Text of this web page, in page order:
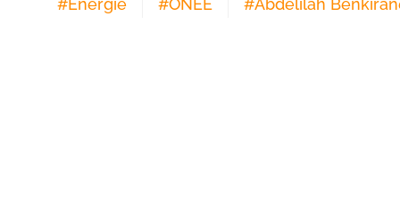
#Energie #ONEE #Abdelilah